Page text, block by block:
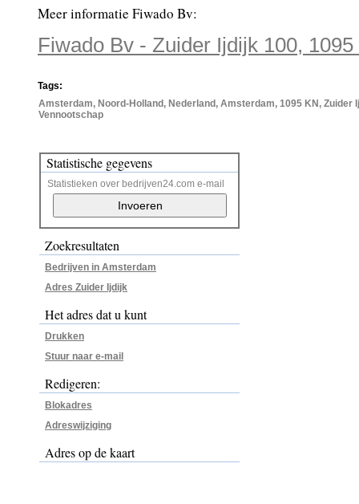
Meer informatie Fiwado Bv:
Fiwado Bv - Zuider Ijdijk 100,
Tags:
Amsterdam, Noord-Holland, Nederland, Amsterdam, 1095 KN, Zuider
Vennootschap
Statistische gegevens
Statistieken over bedrijven24.com e-mail
Zoekresultaten
Bedrijven in Amsterdam
Adres Zuider Ijdijk
Het adres dat u kunt
Drukken
Stuur naar e-mail
Redigeren:
Blokadres
Adreswijziging
Adres op de kaart